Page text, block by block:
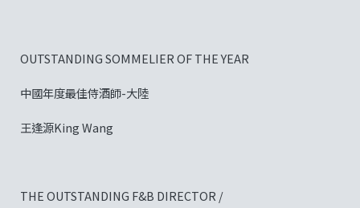
OUTSTANDING SOMMELIER OF THE YEAR
中國年度最佳侍酒師-大陸
王逢源King Wang
THE OUTSTANDING F&B DIRECTOR /